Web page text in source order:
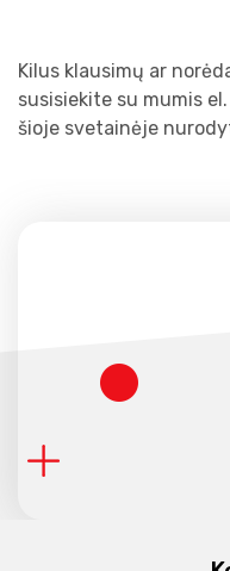
Kilus klausimų ar
susisiekite su mumis
šioje svetainėje